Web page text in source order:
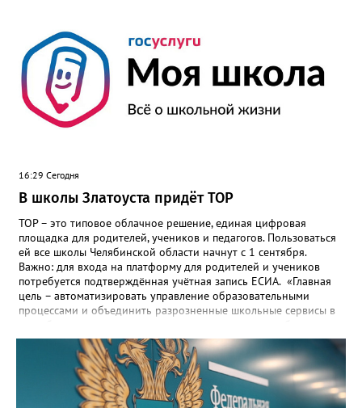
16:29 Сегодня
В школы Златоуста придёт ТОР
ТОР – это типовое облачное решение, единая цифровая
площадка для родителей, учеников и педагогов. Пользоваться
ей все школы Челябинской области начнут с 1 сентября.
Важно: для входа на платформу для родителей и учеников
потребуется подтверждённая учётная запись ЕСИА. «Главная
цель – автоматизировать управление образовательными
процессами и объединить разрозненные школьные сервисы в
региональном министерстве образования. - Платформа ТОР
“Моя школа” объединит все школьные сервисы в единую
безопасную государственную экосистему. Предполагается, что
переход пройдёт максимально комфортно для пользователей».
Привычные функции - оценки, расписание, домашние задания,